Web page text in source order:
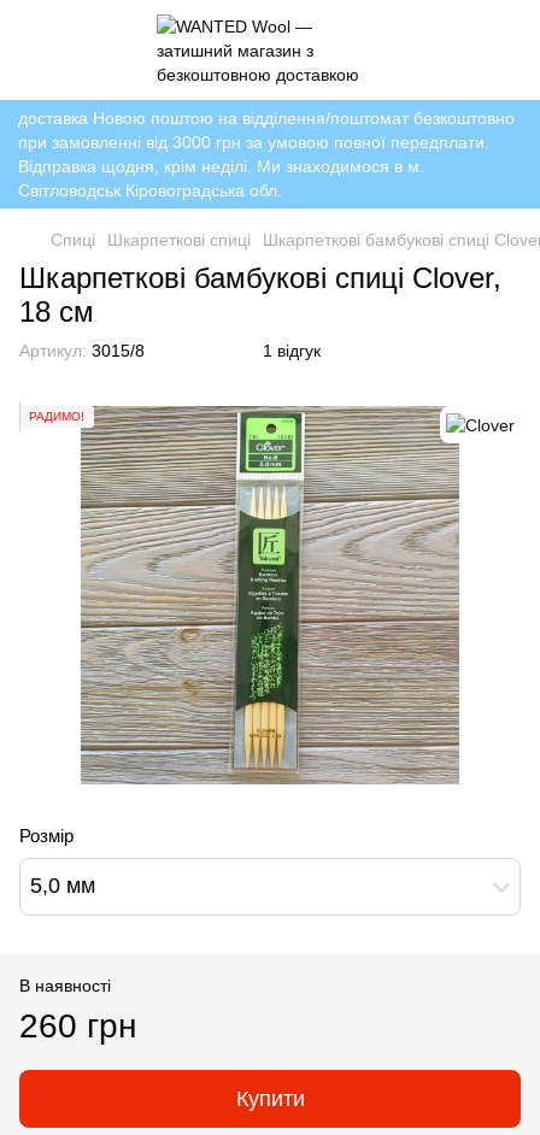
доставка Новою поштою на відділення/поштомат безкоштовно
при замовленні від 3000 грн за умовою повної передплати.
Відправка щодня, крім неділі. Ми знаходимося в м.
Світловодськ Кіровоградська обл.
Спиці Шкарпеткові спиці Шкарпеткові бамбукові спиці
Шкарпеткові бамбукові спиці Clover,
18 см
Артикул: 3015/8 1 відгук
РАДИМО!
Розмір
5,0 мм
В наявності
260 грн
Купити